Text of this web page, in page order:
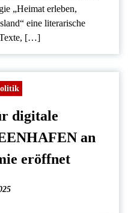
„Heimat erleben,
eine literarische
Texte, […]
digitale
an
eröffnet